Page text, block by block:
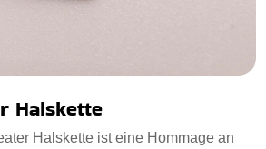
Halskette
Halskette ist eine Hommage an